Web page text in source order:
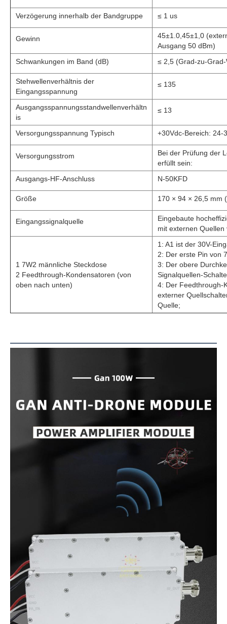
Verzögerung innerhalb der Bandgruppe ≤ 1 us
Gewinn
45±1.0,45±1,0
Ausgang 50 dBm)
Schwankungen im Band (dB)
≤ 2,5 (Grad-zu-
Stehwellenverhältnis der
Eingangsspannung
≤ 135
Ausgangsspannungsstandwellenverhältn
is
≤ 13
Versorgungsspannung Typisch +30Vdc-Bereich: 24-
Versorgungsstrom
Bei der Prüfung der
erfüllt sein:
Ausgangs-HF-Anschluss
N-50KFD
Größe 170 × 94 × 26,5 mm
Eingangssignalquelle
Eingebaute
mit externen
1 7W2 männliche Steckdose
2 Feedthrough-Kondensatoren (von
oben nach unten)
1: A1 ist der 30V-
2: Der erste Pin von
3: Der obere
Signalquellen-
4: Der Feedthrough-
externer
Quelle;